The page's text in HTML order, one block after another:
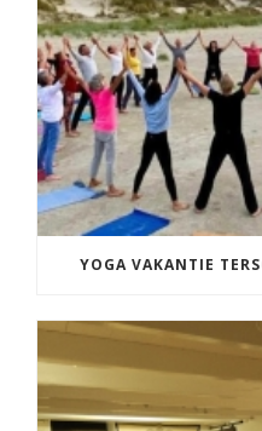
YOGA VAKANTIE